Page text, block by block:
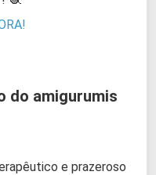
do amigurumis
e prazeroso